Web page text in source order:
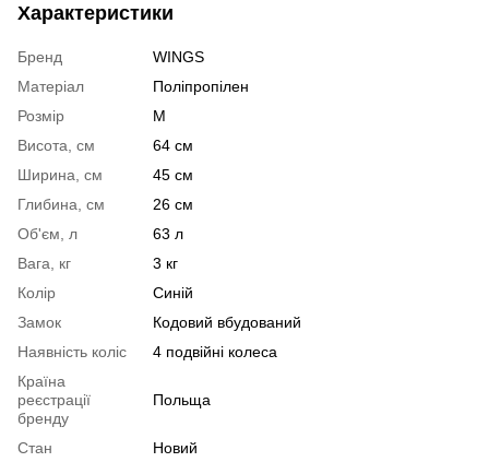
Характеристики
Бренд
WINGS
Матеріал
Поліпропілен
Розмір
M
Висота, см
64 см
Ширина, см
45 см
Глибина, см
26 см
Об'єм, л
63 л
Вага, кг
3 кг
Колір
Синій
Замок
Кодовий вбудований
Наявність коліс
4 подвійні колеса
Країна
реєстрації
бренду
Польща
Стан
Новий